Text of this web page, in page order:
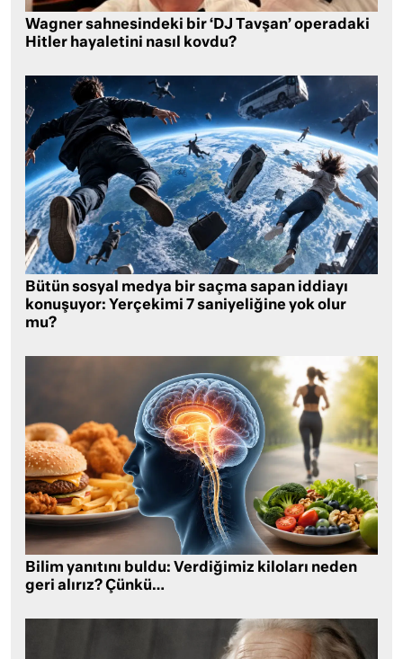
Wagner sahnesindeki bir ‘DJ Tavşan’ operadaki
Hitler hayaletini nasıl kovdu?
Bütün sosyal medya bir saçma sapan iddiayı
konuşuyor: Yerçekimi 7 saniyeliğine yok olur
mu?
Bilim yanıtını buldu: Verdiğimiz kiloları neden
geri alırız? Çünkü…